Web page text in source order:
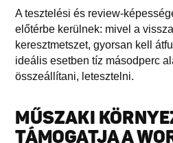
A tesztelési és review-
előtérbe kerülnek: mivel a
keresztmetszet, gyorsan kell
ideális esetben tíz másodperc
összeállítani, letesztelni.
MŰSZAKI
TÁMOGATJA A